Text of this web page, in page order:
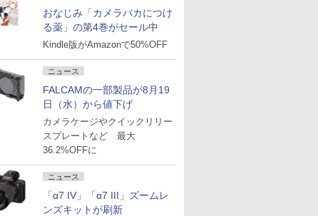
おなじみ「カメラバカにつけ
る薬」の第4巻がセール中
Kindle版がAmazonで50%OFF
ニュース
FALCAMの一部製品が8月19
日（水）から値下げ
カメラケージやクイックリリー
スプレートなど 最大
36.2%OFFに
ニュース
「α7 IV」「α7 III」ズームレ
ンズキットが刷新